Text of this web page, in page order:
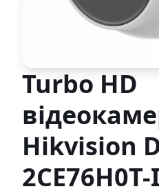
Turbo HD
Hikvision